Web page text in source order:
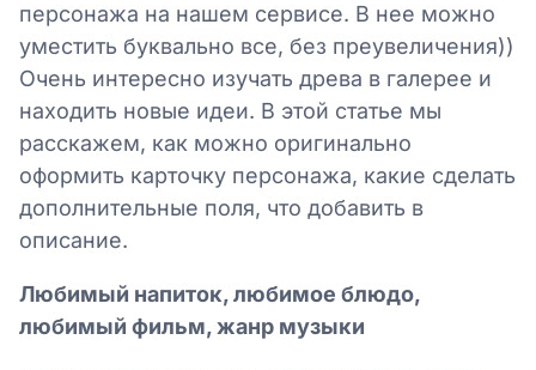
персонажа на нашем сервисе. В нее можно
уместить буквально все, без преувеличения))
Очень интересно изучать древа в галерее и
находить новые идеи. В этой статье мы
расскажем, как можно оригинально
оформить карточку персонажа, какие сделать
дополнительные поля, что добавить в
описание.
Любимый напиток, любимое блюдо,
любимый фильм, жанр музыки